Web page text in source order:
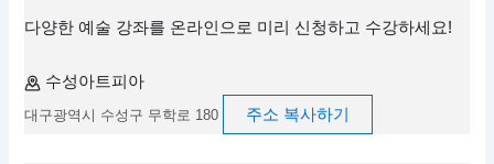
다양한 예술 강좌를 온라인으로 미리 신청하고 수강하세요!
수성아트피아
대구광역시 수성구 무학로 180 주소 복사하기